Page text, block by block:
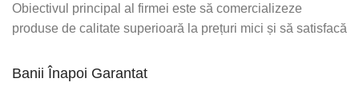
Obiectivul principal al firmei este să comercializeze
produse de calitate superioară la prețuri mici și să satisfacă
Banii Înapoi Garantat